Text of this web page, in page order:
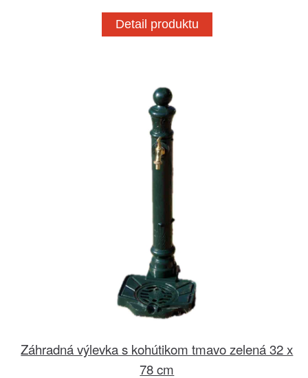
Detail produktu
Záhradná výlevka s kohútikom tmavo zelená 32 x
78 cm